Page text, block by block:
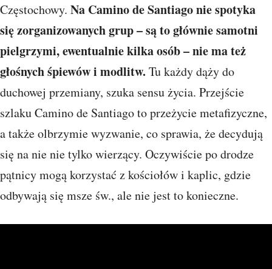
Częstochowy. Na Camino de Santiago nie spotyka
się zorganizowanych grup – są to głównie samotni
pielgrzymi, ewentualnie kilka osób – nie ma też
głośnych śpiewów i modlitw. Tu każdy dąży do
duchowej przemiany, szuka sensu życia. Przejście
szlaku Camino de Santiago to przeżycie metafizyczne,
a także olbrzymie wyzwanie, co sprawia, że decydują
się na nie nie tylko wierzący. Oczywiście po drodze
pątnicy mogą korzystać z kościołów i kaplic, gdzie
odbywają się msze św., ale nie jest to konieczne.